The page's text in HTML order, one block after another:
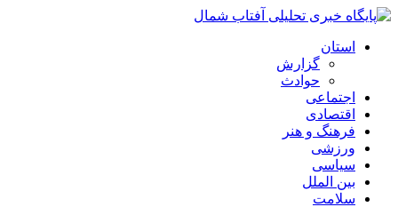
استان
گزارش
حوادث
اجتماعی
اقتصادی
فرهنگ و هنر
ورزشی
سیاسی
بین الملل
سلامت